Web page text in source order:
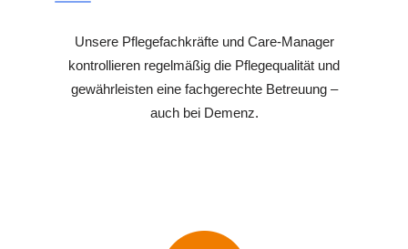
Unsere Pflegefachkräfte und Care-Manager
kontrollieren regelmäßig die Pflegequalität und
gewährleisten eine fachgerechte Betreuung –
auch bei Demenz.